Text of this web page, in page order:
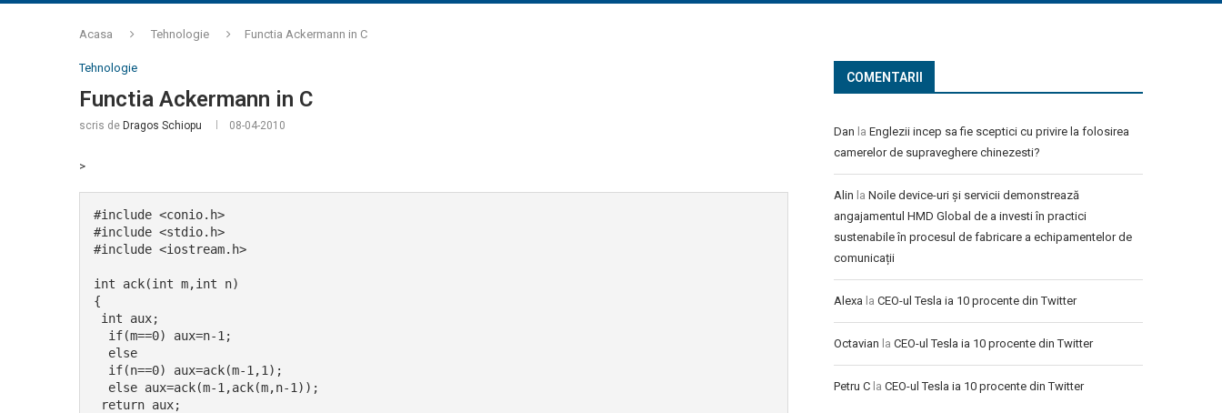
Acasa Tehnologie Functia Ackermann in C
Tehnologie
Functia Ackermann in C
scris de Dragos Schiopu 08-04-2010
>
#include <conio.h>
#include <stdio.h>
#include <iostream.h>
int ack(int m,int n)
{
int aux;
  if(m==0) aux=n-1;
  else
  if(n==0) aux=ack(m-1,1);
  else aux=ack(m-1,ack(m,n-1));
return aux;
COMENTARII
Dan la Englezii incep sa fie sceptici cu privire la folosirea
camerelor de supraveghere chinezesti?
Alin la Noile device-uri și servicii demonstrează
angajamentul HMD Global de a investi în practici
sustenabile în procesul de fabricare a echipamentelor de
comunicații
Alexa la CEO-ul Tesla ia 10 procente din Twitter
Octavian la CEO-ul Tesla ia 10 procente din Twitter
Petru C la CEO-ul Tesla ia 10 procente din Twitter